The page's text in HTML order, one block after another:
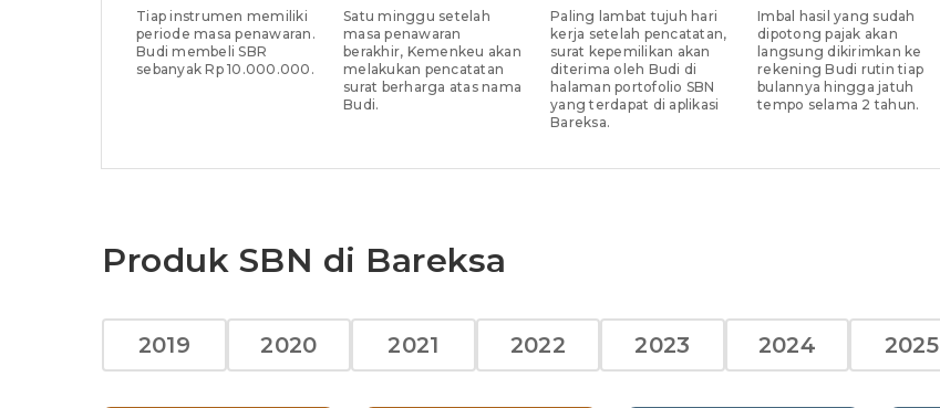
Tiap instrumen memiliki
periode masa penawaran.
Budi membeli SBR
sebanyak Rp 10.000.000.
Satu minggu setelah
masa penawaran
berakhir, Kemenkeu akan
melakukan pencatatan
surat berharga atas nama
Budi.
Paling lambat tujuh hari
kerja setelah pencatatan,
surat kepemilikan akan
diterima oleh Budi di
halaman portofolio SBN
yang terdapat di aplikasi
Bareksa.
Imbal hasil yang sudah
dipotong pajak akan
langsung dikirimkan ke
rekening Budi rutin tiap
bulannya hingga jatuh
tempo selama 2 tahun.
Produk SBN di Bareksa
2019 2020 2021 2022 2023 2024 2025